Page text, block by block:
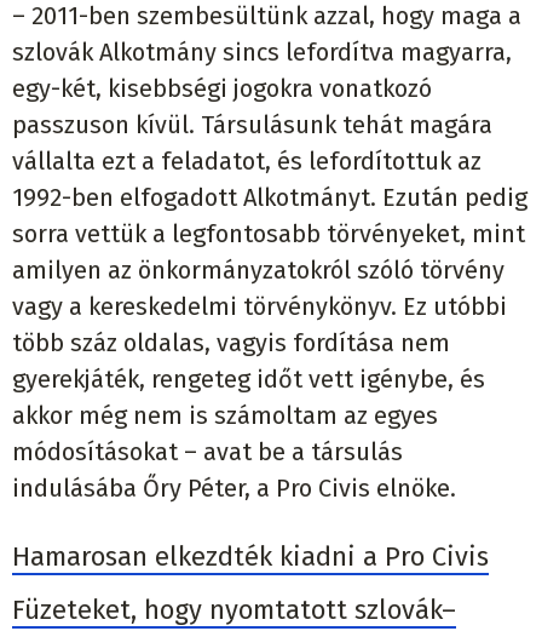
– 2011-ben szembesültünk azzal, hogy maga a
szlovák Alkotmány sincs lefordítva magyarra,
egy-két, kisebbségi jogokra vonatkozó
passzuson kívül. Társulásunk tehát magára
vállalta ezt a feladatot, és lefordítottuk az
1992-ben elfogadott Alkotmányt. Ezután pedig
sorra vettük a legfontosabb törvényeket, mint
amilyen az önkormányzatokról szóló törvény
vagy a kereskedelmi törvénykönyv. Ez utóbbi
több száz oldalas, vagyis fordítása nem
gyerekjáték, rengeteg időt vett igénybe, és
akkor még nem is számoltam az egyes
módosításokat – avat be a társulás
indulásába Őry Péter, a Pro Civis elnöke.
Hamarosan elkezdték kiadni a Pro Civis
Füzeteket, hogy nyomtatott szlovák–